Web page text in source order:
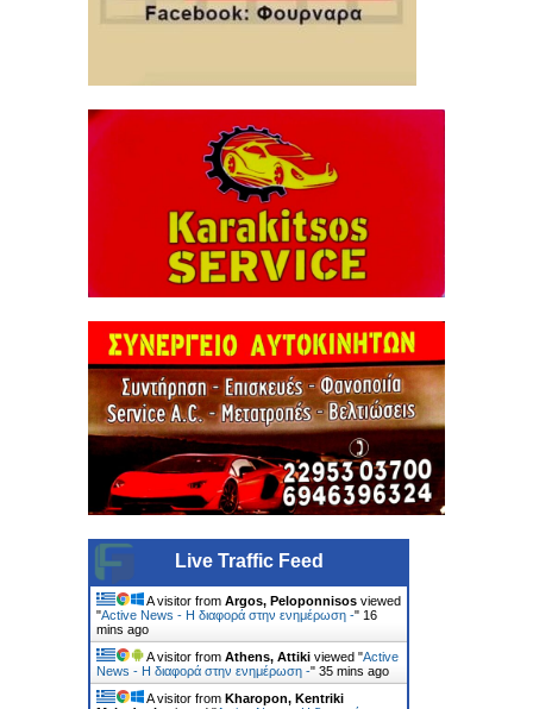
Live Traffic Feed
A visitor from Argos, Peloponnisos viewed
"Active News - Η διαφορά στην ενημέρωση -" 16
mins ago
A visitor from Athens, Attiki viewed "Active
News - Η διαφορά στην ενημέρωση -" 35 mins ago
A visitor from Kharopon, Kentriki